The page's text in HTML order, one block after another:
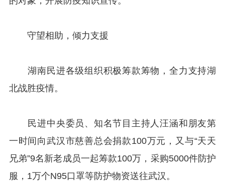
守望相助，倾力支援
湖南民进各级组织积极筹款筹物，全力支持湖
北战胜疫情。
民进中央委员、知名节目主持人汪涵和朋友第
一时间向武汉市慈善总会捐款100万元，又与“天天
兄弟”9名新老成员一起筹款100万，采购5000件防护
服，1万个N95口罩等防护物资送往武汉。